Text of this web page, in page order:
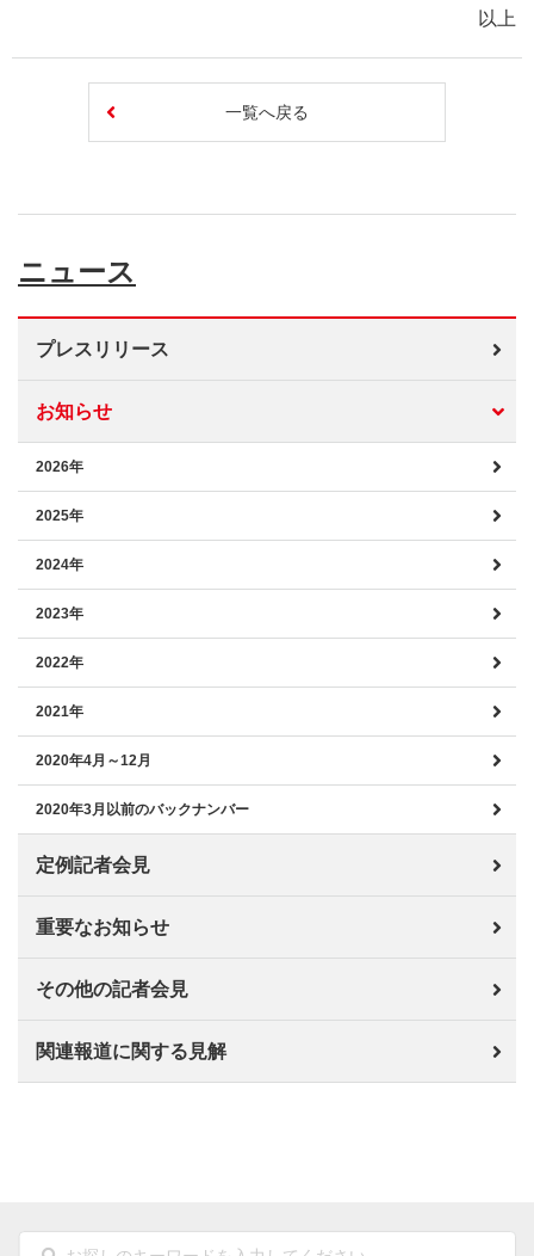
以上
一覧へ戻る
ニュース
プレスリリース
お知らせ
2026年
2025年
2024年
2023年
2022年
2021年
2020年4月～12月
2020年3月以前のバックナンバー
定例記者会見
重要なお知らせ
その他の記者会見
関連報道に関する見解